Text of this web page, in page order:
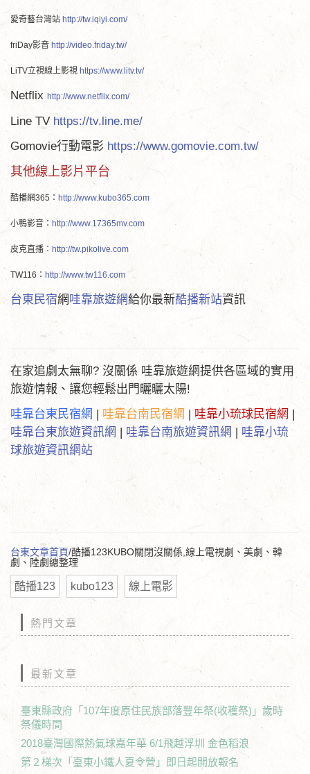
愛奇藝台灣站 http://tw.iqiyi.com/
friDay影音 http://video.friday.tw/
LiTV立視線上影視 https://www.litv.tv/
Netflix http://www.netflix.com/
Line TV https://tv.line.me/
Gomovie行動電影 https://www.gomovie.com.tw/
其他線上影片平台
酷播網365： http://www.kubo365.com
小鴨影音： http://www.17365mv.com
皮克直播： http://tw.pikolive.com
TW116： http://www.tw116.com
台東民宿網哇靠旅遊網給你最新酷播新站資訊
在家追劇太無聊? 沒關係 哇靠旅遊網提供各區域的實用
旅遊情報、讓您輕鬆出門曬曬太陽!
哇靠台東民宿網 | 哇靠台南民宿網 | 哇靠小琉球民宿網 |
哇靠台東旅遊資訊網 | 哇靠台南旅遊資訊網 | 哇靠小琉
球旅遊資訊網站
台東文章首頁/酷播123KUBO關閉沒關係,線上電視劇、美劇、韓
劇、陸劇總整理
酷播123 kubo123 線上電影
熱門文章
最新文章
臺東縣政府「107年度原住民族部落豐年祭(收穫祭)」歲時
祭儀時間
2018臺灣國際熱氣球嘉年華 6/1飛越浮圳 金色稻浪
第２梯次「臺東小鐵人夏令營」即日起開放報名